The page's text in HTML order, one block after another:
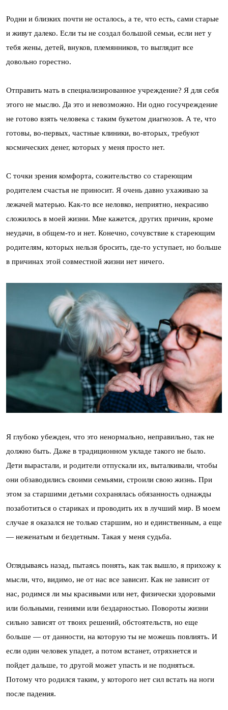
Родни и близких почти не осталось, а те, что есть, сами старые
и живут далеко. Если ты не создал большой семьи, если нет у
тебя жены, детей, внуков, племянников, то выглядит все
довольно горестно.
Отправить мать в специализированное учреждение? Я для себя
этого не мыслю. Да это и невозможно. Ни одно госучреждение
не готово взять человека с таким букетом диагнозов. А те, что
готовы, во-первых, частные клиники, во-вторых, требуют
космических денег, которых у меня просто нет.
С точки зрения комфорта, сожительство со стареющим
родителем счастья не приносит. Я очень давно ухаживаю за
лежачей матерью. Как-то все неловко, неприятно, некрасиво
сложилось в моей жизни. Мне кажется, других причин, кроме
неудачи, в общем-то и нет. Конечно, сочувствие к стареющим
родителям, которых нельзя бросить, где-то уступает, но больше
в причинах этой совместной жизни нет ничего.
Я глубоко убежден, что это ненормально, неправильно, так не
должно быть. Даже в традиционном укладе такого не было.
Дети вырастали, и родители отпускали их, выталкивали, чтобы
они обзаводились своими семьями, строили свою жизнь. При
этом за старшими детьми сохранялась обязанность однажды
позаботиться о стариках и проводить их в лучший мир. В моем
случае я оказался не только старшим, но и единственным, а еще
— неженатым и бездетным. Такая у меня судьба.
Оглядываясь назад, пытаясь понять, как так вышло, я прихожу к
мысли, что, видимо, не от нас все зависит. Как не зависит от
нас, родимся ли мы красивыми или нет, физически здоровыми
или больными, гениями или бездарностью. Повороты жизни
сильно зависят от твоих решений, обстоятельств, но еще
больше — от данности, на которую ты не можешь повлиять. И
если один человек упадет, а потом встанет, отряхнется и
пойдет дальше, то другой может упасть и не подняться.
Потому что родился таким, у которого нет сил встать на ноги
после падения.